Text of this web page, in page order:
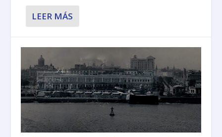
LEER MÁS